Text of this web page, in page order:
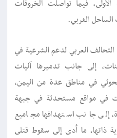
الأولى، فيما تواصلت الخروقات
الغربي.
العربي لدعم الشرعية في
إلى جانب تدميرها آليات
في مناطق عدة من اليمن،
في مواقع مستحدثة في جبهة
إلى جانب استهدافها مجاميع
ذاتها، ما أدى إلى سقوط قتلى